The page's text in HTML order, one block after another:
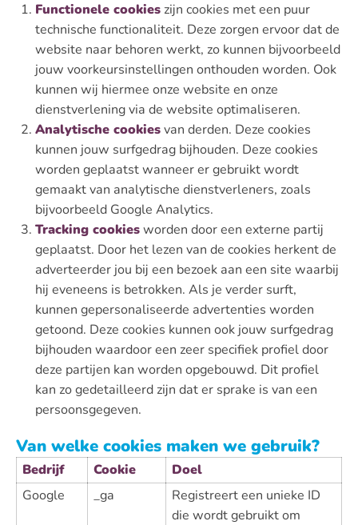
Functionele cookies zijn cookies met een puur
technische functionaliteit. Deze zorgen ervoor dat de
website naar behoren werkt, zo kunnen bijvoorbeeld
jouw voorkeursinstellingen onthouden worden. Ook
kunnen wij hiermee onze website en onze
dienstverlening via de website optimaliseren.
Analytische cookiesvan derden. Deze cookies
kunnen jouw surfgedrag bijhouden. Deze cookies
worden geplaatst wanneer er gebruikt wordt
gemaakt van analytische dienstverleners, zoals
bijvoorbeeld Google Analytics.
Tracking cookiesworden door een externe partij
geplaatst. Door het lezen van de cookies herkent de
adverteerder jou bij een bezoek aan een site waarbij
hij eveneens is betrokken. Als je verder surft,
kunnen gepersonaliseerde advertenties worden
getoond. Deze cookies kunnen ook jouw surfgedrag
bijhouden waardoor een zeer specifiek profiel door
deze partijen kan worden opgebouwd. Dit profiel
kan zo gedetailleerd zijn dat er sprake is van een
persoonsgegeven.
Van welke cookies maken we gebruik?
Bedrijf Cookie
Doel
Google
_ga
Registreert een unieke ID
die wordt gebruikt om